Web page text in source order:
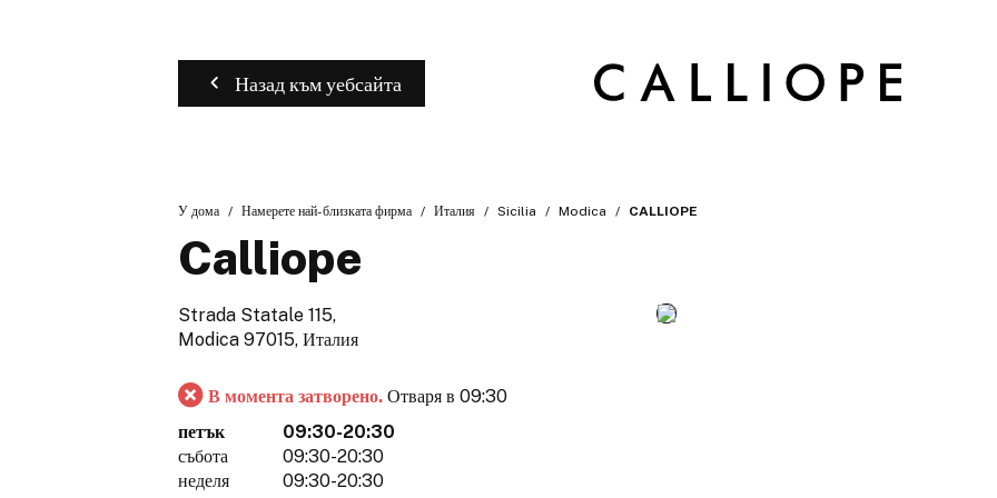
Назад към уебсайта
У дома Намерете най-близката фирма Италия Sicilia Modica CALLIOPE
Calliope
Strada Statale 115,
Modica 97015, Италия
В момента затворено. Отваря в 09:30
петък
09:30-20:30
събота
09:30-20:30
неделя
09:30-20:30